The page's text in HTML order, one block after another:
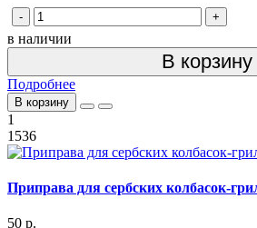
- +
в наличии
В корзину
Подробнее
В корзину
1
1536
Приправа для сербских колбасок-
50 р.